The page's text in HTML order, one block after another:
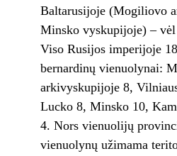
Baltarusijoje (Mogiliovo
Minsko vyskupijoje) –
Viso Rusijos imperijoje
bernardinų vienuolynai:
arkivyskupijoje 8,
Lucko 8, Minsko 10,
4. Nors vienuolijų
vienuolynų užimama